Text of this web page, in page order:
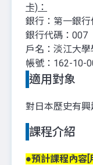
卡)：
銀行：第一銀
銀行代碼：007
戶名：淡江大
帳號：162-10-
適用對象
對日本歷史有興
課程介紹
●預計課程內容[